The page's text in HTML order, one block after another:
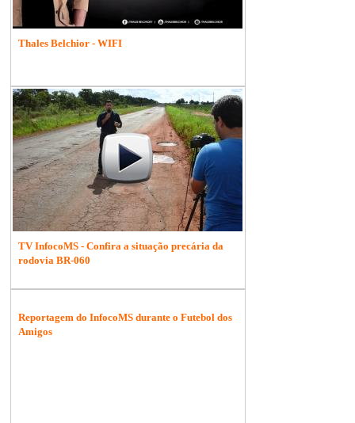
Thales Belchior - WIFI
TV InfocoMS - Confira a situação precária da
rodovia BR-060
Reportagem do InfocoMS durante o Futebol dos
Amigos